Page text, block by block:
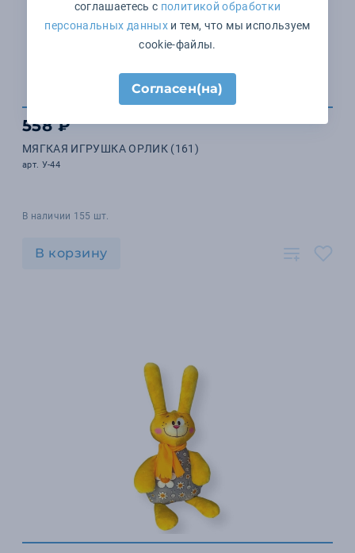
558 ₽
МЯГКАЯ ИГРУШКА ОРЛИК (161)
арт. У-44
В наличии 155 шт.
В корзину
соглашаетесь с политикой обработки
персональных данныхи тем, что мы используем
cookie-файлы.
Согласен(на)